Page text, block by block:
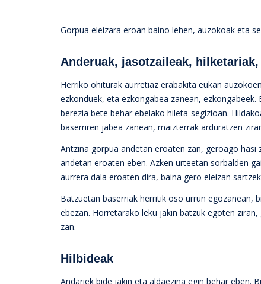
Gorpua eleizara eroan baino lehen, auzokoak eta
Anderuak, jasotzaileak,
Herriko ohiturak aurretiaz erabakita eukan
ezkonduek, eta ezkongabea zanean,
berezia bete behar ebelako hileta-segizioan.
baserriren jabea zanean, maizterrak arduratzen
Antzina gorpua andetan eroaten zan, geroago
andetan eroaten eben. Azken urteetan sorbalden
aurrera dala eroaten dira, baina gero eleizan
Batzuetan baserriak herritik oso urrun egozanean,
ebezan. Horretarako leku jakin batzuk egoten
zan.
Hilbideak
Andariek bide jakin eta aldaezina egin behar eben.